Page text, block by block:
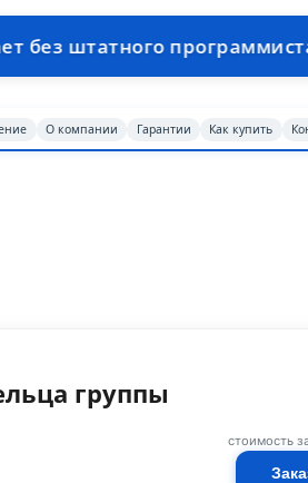
программиста • СРМ
О компании Гарантии Как купить
группы
стоимость